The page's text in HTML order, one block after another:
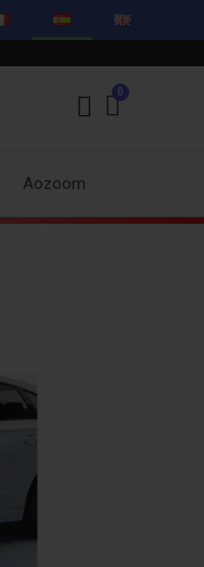
Aozoom